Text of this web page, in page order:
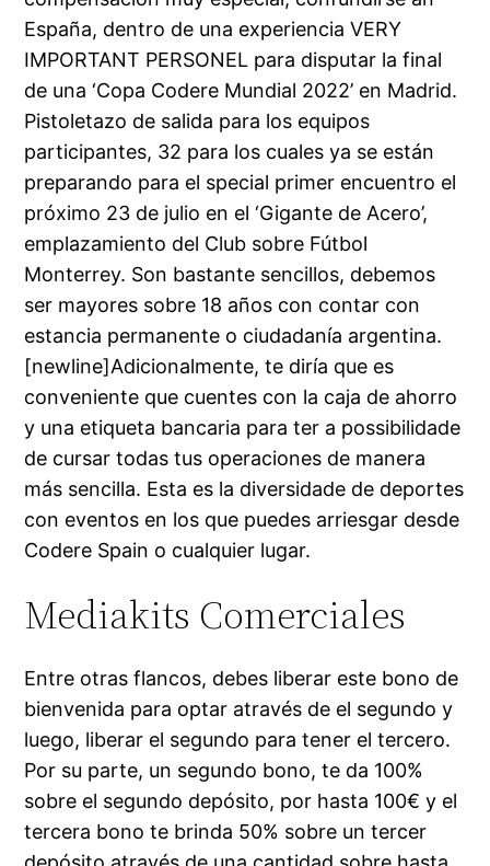
España, dentro de una experiencia VERY
IMPORTANT PERSONEL para disputar la final
de una ‘Copa Codere Mundial 2022’ en Madrid.
Pistoletazo de salida para los equipos
participantes, 32 para los cuales ya se están
preparando para el special primer encuentro el
próximo 23 de julio en el ‘Gigante de Acero’,
emplazamiento del Club sobre Fútbol
Monterrey. Son bastante sencillos, debemos
ser mayores sobre 18 años con contar con
estancia permanente o ciudadanía argentina.
[newline]Adicionalmente, te diría que es
conveniente que cuentes con la caja de ahorro
y una etiqueta bancaria para ter a possibilidade
de cursar todas tus operaciones de manera
más sencilla. Esta es la diversidade de deportes
con eventos en los que puedes arriesgar desde
Codere Spain o cualquier lugar.
Mediakits Comerciales
Entre otras flancos, debes liberar este bono de
bienvenida para optar através de el segundo y
luego, liberar el segundo para tener el tercero.
Por su parte, un segundo bono, te da 100%
sobre el segundo depósito, por hasta 100€ y el
tercera bono te brinda 50% sobre un tercer